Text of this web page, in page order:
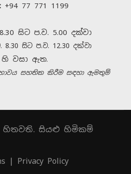
+94 77 771 1199
සිට ප.ව. 5.00 දක්වා
8.30 සිට ප.ව. 12.30 දක්වා
හි වසා ඇත.
සහතික කිරීම සඳහා ඇමතුම්
හිතවති. සියළු හිමිකම්
| Privacy Policy